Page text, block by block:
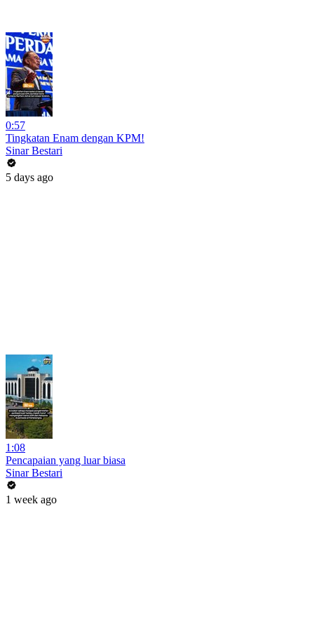
0:57
Tingkatan Enam dengan KPM!
Sinar Bestari
5 days ago
1:08
Pencapaian yang luar biasa
Sinar Bestari
1 week ago